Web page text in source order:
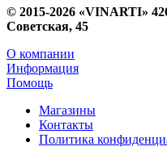
© 2015-2026 «VINARTI»
Советская, 45
О компании
Информация
Помощь
Магазины
Контакты
Политика